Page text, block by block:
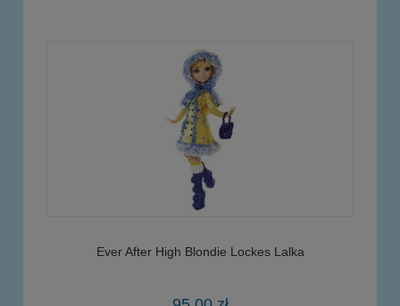
Ever After High Blondie Lockes Lalka